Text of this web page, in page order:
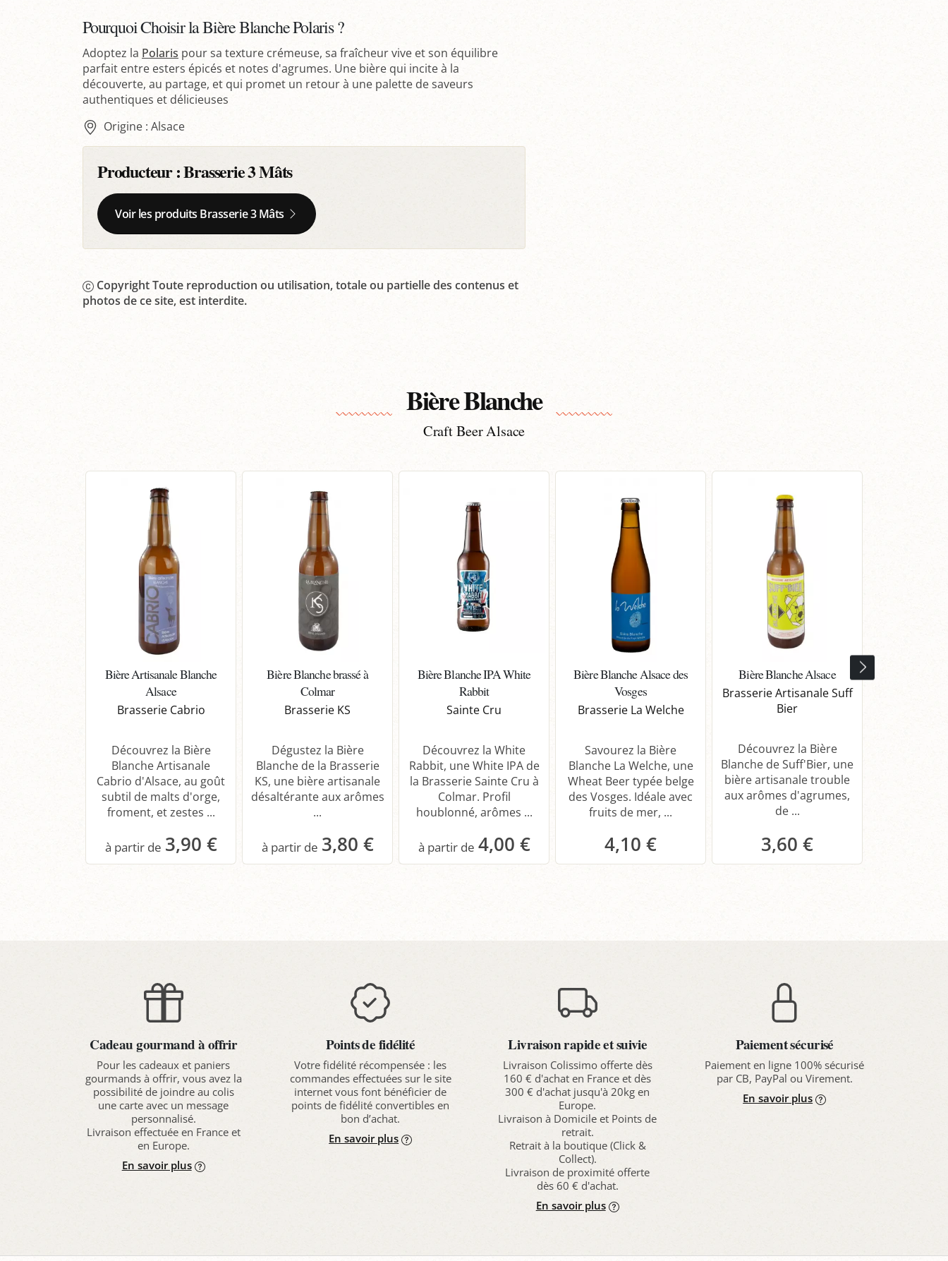
Pourquoi Choisir la Bière Blanche Polaris ?
Adoptez la Polaris pour sa texture crémeuse, sa fraîcheur vive et son équilibre
parfait entre esters épicés et notes d'agrumes. Une bière qui incite à la
découverte, au partage, et qui promet un retour à une palette de saveurs
authentiques et délicieuses
Origine : Alsace
Producteur :Brasserie 3 Mâts
Voir les produits Brasserie 3 Mâts
Copyright Toute reproduction ou utilisation, totale ou partielle des contenus et
photos de ce site, est interdite.
Bière Blanche
Craft Beer Alsace
Bière Artisanale Blanche
Alsace
Brasserie Cabrio
Découvrez la Bière
Blanche Artisanale
Cabrio d'Alsace, au goût
subtil de malts d'orge,
froment, et zestes ...
3,90 €
Bière Blanche brassé à
Colmar
Brasserie KS
Dégustez la Bière
Blanche de la Brasserie
KS, une bière artisanale
désaltérante aux arômes
...
3,80 €
Bière Blanche IPA White
Rabbit
Sainte Cru
Découvrez la White
Rabbit, une White IPA de
la Brasserie Sainte Cru à
Colmar. Profil
houblonné, arômes ...
4,00 €
Bière Blanche Alsace des
Vosges
Brasserie La Welche
Savourez la Bière
Blanche La Welche, une
Wheat Beer typée belge
des Vosges. Idéale avec
fruits de mer, ...
4,10 €
Bière Blanche Alsace
Brasserie Artisanale Suff
Bier
Découvrez la Bière
Blanche de Suff'Bier, une
bière artisanale trouble
aux arômes d'agrumes,
de ...
3,60 €
Cadeau gourmand à offrir
Pour les cadeaux et paniers
gourmands à offrir, vous avez la
possibilité de joindre au colis
une carte avec un message
personnalisé.
Livraison effectuée en France et
en Europe.
En savoir plus
Points de fidélité
Votre fidélité récompensée : les
commandes effectuées sur le site
internet vous font bénéficier de
points de fidélité convertibles en
bon d’achat.
En savoir plus
Livraison rapide et suivie
Livraison Colissimo offerte dès
160 € d'achat en France et dès
300 € d'achat jusqu'à 20kg en
Europe.
Livraison à Domicile et Points de
retrait.
Retrait à la boutique (Click &
Collect).
Livraison de proximité offerte
dès 60 € d'achat.
En savoir plus
Paiement sécurisé
Paiement en ligne 100% sécurisé
par CB, PayPal ou Virement.
En savoir plus